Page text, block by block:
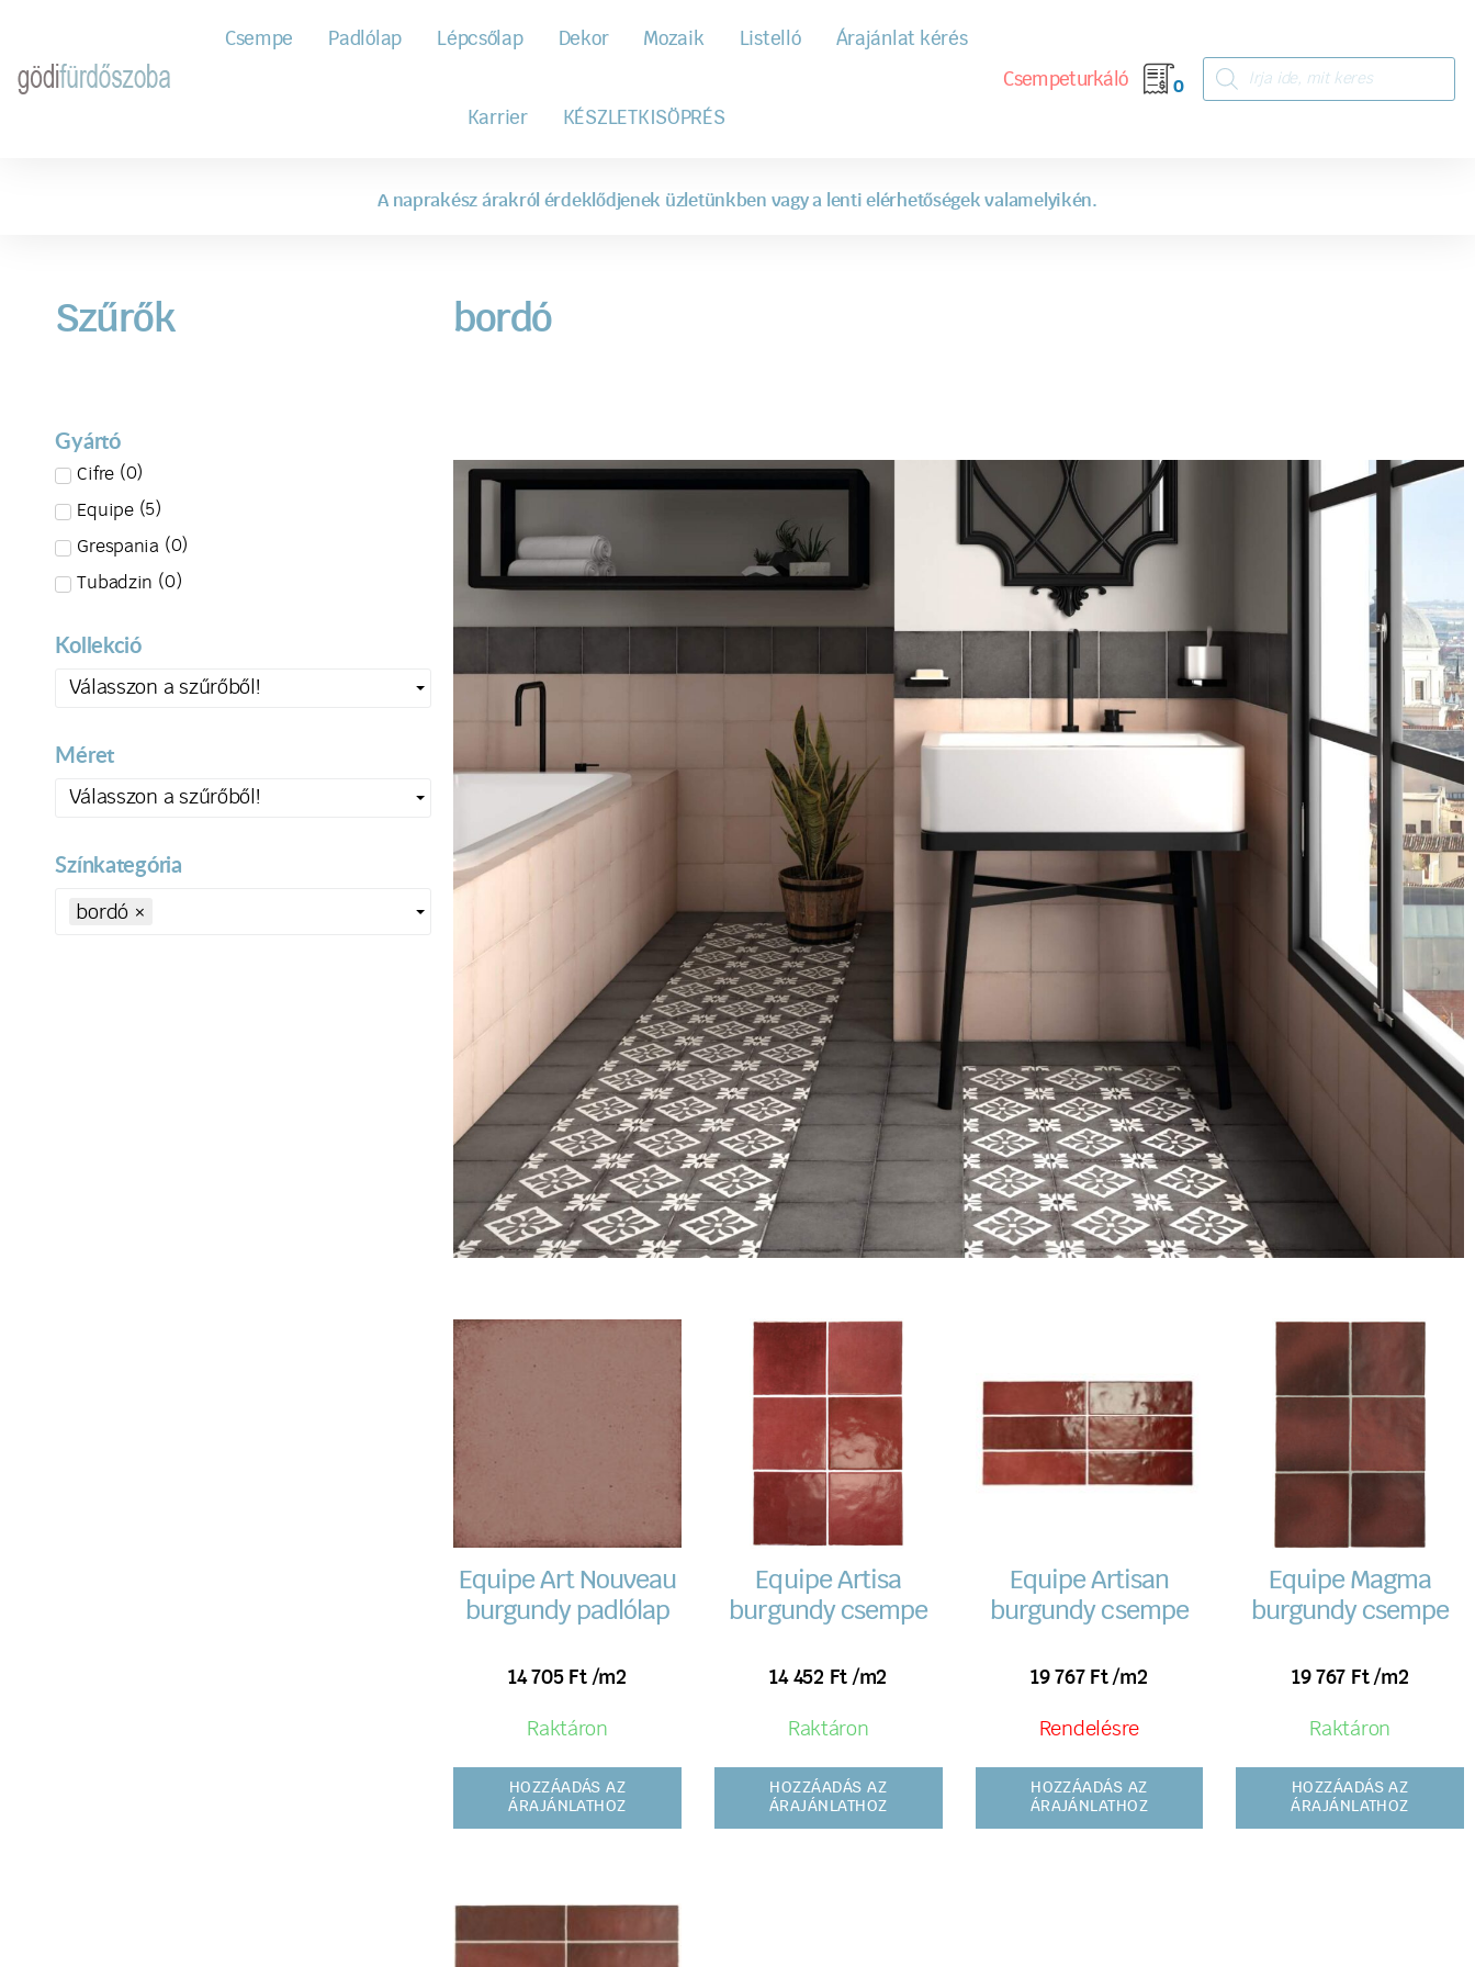
Csempe Padlólap Lépcsőlap Dekor Mozaik Listelló Árajánlat kérés
Karrier KÉSZLETKISÖPRÉS
Csempeturkáló 0
A naprakész árakról érdeklődjenek üzletünkben vagy a lenti elérhetőségek valamelyikén.
Szűrők
Gyártó
Cifre (0)
Equipe (5)
Grespania (0)
Tubadzin (0)
Kollekció
Válasszon a szűrőből!
Méret
Válasszon a szűrőből!
Színkategória
bordó ×
bordó
Equipe Art Nouveau
burgundy padlólap
14 705 Ft /m2
Raktáron
HOZZÁADÁS AZ
ÁRAJÁNLATHOZ
Equipe Artisa
burgundy csempe
14 452 Ft /m2
Raktáron
HOZZÁADÁS AZ
ÁRAJÁNLATHOZ
Equipe Artisan
burgundy csempe
19 767 Ft /m2
Rendelésre
HOZZÁADÁS AZ
ÁRAJÁNLATHOZ
Equipe Magma
burgundy csempe
19 767 Ft /m2
Raktáron
HOZZÁADÁS AZ
ÁRAJÁNLATHOZ